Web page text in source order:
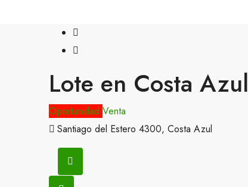
Lote en Costa Azul
Oportunidad Venta
Santiago del Estero 4300, Costa Azul